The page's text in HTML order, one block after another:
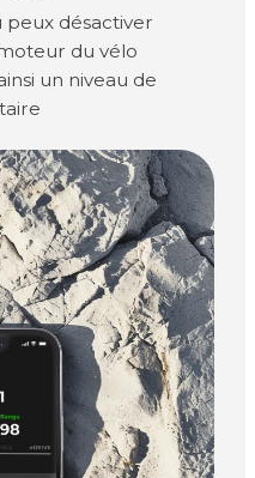
peux désactiver
du vélo
un niveau de